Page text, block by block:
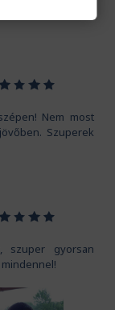
2345
Nem most
Szuperek
2345
szuper gyorsan